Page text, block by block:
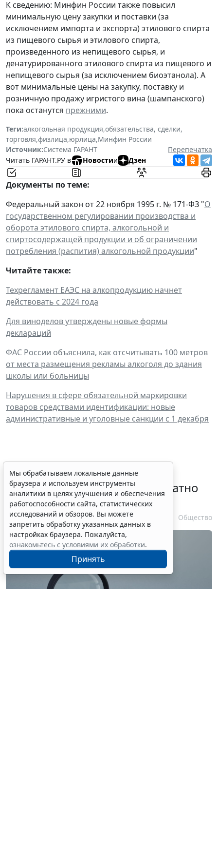
К сведению: Минфин России также повысил
минимальную цену закупки и поставки (за
исключением импорта и экспорта) этилового спирта
из пищевого сырья и этилового спирта,
произведенного из непищевого сырья, и
денатурированного этилового спирта из пищевого и
непищевого сырья (за исключением биоэтанола). А
вот минимальные цены на закупку, поставку и
розничную продажу игристого вина (шампанского)
пока останутся прежними.
Теги:алкогольная продукция,обязательства, сделки,
торговля,физлица,юрлица,Минфин России
Источник:Система ГАРАНТ
Перепечатка
Читать ГАРАНТ.РУ в
Новостии Дзен
Документы по теме:
Федеральный закон от 22 ноября 1995 г. № 171-ФЗ "О
государственном регулировании производства и
оборота этилового спирта, алкогольной и
спиртосодержащей продукции и об ограничении
потребления (распития) алкогольной продукции"
Читайте также:
Техрегламент ЕАЭС на алкопродукцию начнет
действовать с 2024 года
Для виноделов утверждены новые формы
деклараций
ФАС России объяснила, как отсчитывать 100 метров
от места размещения рекламы алкоголя до здания
школы или больницы
Нарушения в сфере обязательной маркировки
товаров средствами идентификации: новые
административные и уголовные санкции с 1 декабря
Временное удостоверение
личности оформляется бесплатно
при утрате паспорта
7 августа 2026 17:55 Общество
Мы обрабатываем локальные данные
браузера и используем инструменты
аналитики в целях улучшения и обеспечения
работоспособности сайта, статистических
исследований и обзоров. Вы можете
запретить обработку указанных данных в
настройках браузера. Пожалуйста,
ознакомьтесь с условиями их обработки.
Принять